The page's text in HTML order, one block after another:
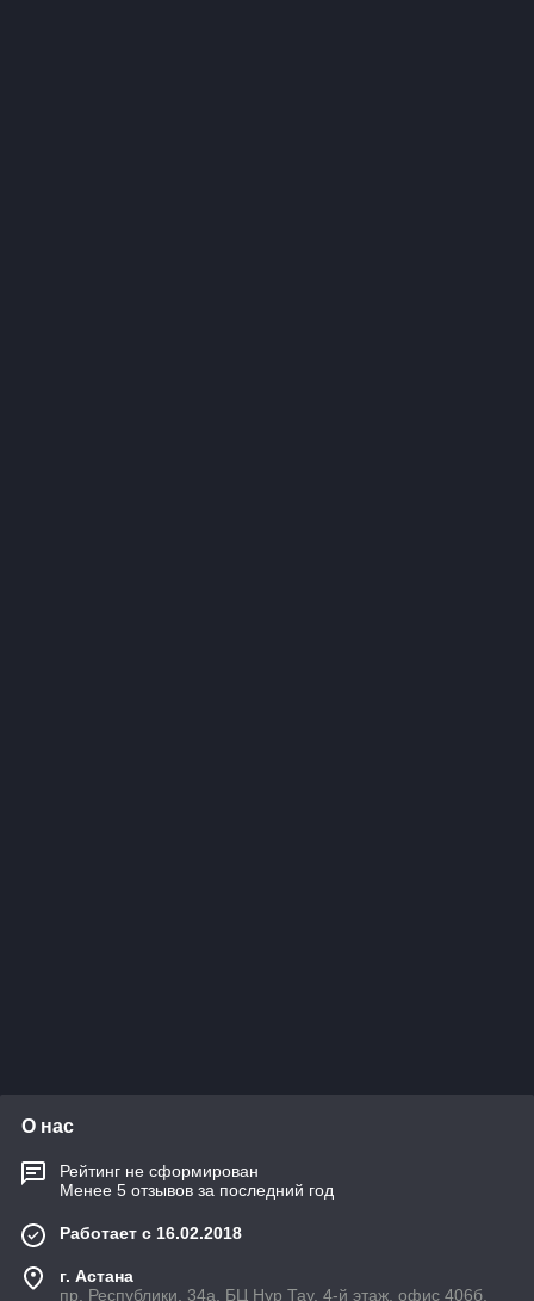
О нас
Рейтинг не сформирован
Менее 5 отзывов за последний год
Работает с 16.02.2018
г. Астана
пр. Республики, 34а, БЦ Нур Тау, 4-й этаж, офис 406б,